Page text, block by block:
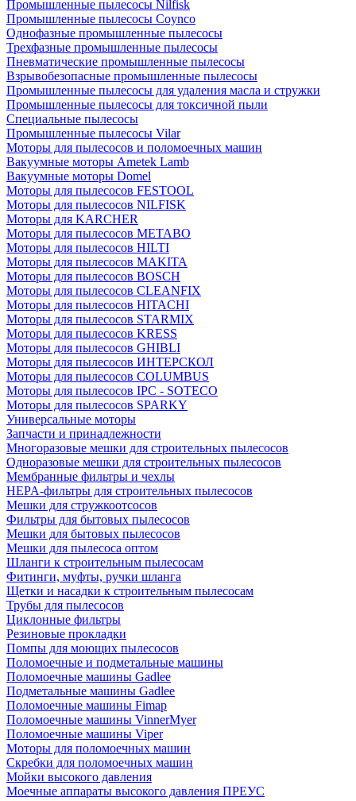
Промышленные пылесосы Nilfisk
Промышленные пылесосы Coynco
Однофазные промышленные пылесосы
Трехфазные промышленные пылесосы
Пневматические промышленные пылесосы
Взрывобезопасные промышленные пылесосы
Промышленные пылесосы для удаления масла и стружки
Промышленные пылесосы для токсичной пыли
Специальные пылесосы
Промышленные пылесосы Vilar
Моторы для пылесосов и поломоечных машин
Вакуумные моторы Ametek Lamb
Вакуумные моторы Domel
Моторы для пылесосов FESTOOL
Моторы для пылесосов NILFISK
Моторы для KARCHER
Моторы для пылесосов METABO
Моторы для пылесосов HILTI
Моторы для пылесосов MAKITA
Моторы для пылесосов BOSCH
Моторы для пылесосов CLEANFIX
Моторы для пылесосов HITACHI
Моторы для пылесосов STARMIX
Моторы для пылесосов KRESS
Моторы для пылесосов GHIBLI
Моторы для пылесосов ИНТЕРСКОЛ
Моторы для пылесосов COLUMBUS
Моторы для пылесосов IPC - SOTECO
Моторы для пылесосов SPARKY
Универсальные моторы
Запчасти и принадлежности
Многоразовые мешки для строительных пылесосов
Одноразовые мешки для строительных пылесосов
Мембранные фильтры и чехлы
HEPA-фильтры для строительных пылесосов
Мешки для стружкоотсосов
Фильтры для бытовых пылесосов
Мешки для бытовых пылесосов
Мешки для пылесоса оптом
Шланги к строительным пылесосам
Фитинги, муфты, ручки шланга
Щетки и насадки к строительным пылесосам
Трубы для пылесосов
Циклонные фильтры
Резиновые прокладки
Помпы для моющих пылесосов
Поломоечные и подметальные машины
Поломоечные машины Gadlee
Подметальные машины Gadlee
Поломоечные машины Fimap
Поломоечные машины VinnerMyer
Поломоечные машины Viper
Моторы для поломоечных машин
Скребки для поломоечных машин
Мойки высокого давления
Моечные аппараты высокого давления ПРЕУС